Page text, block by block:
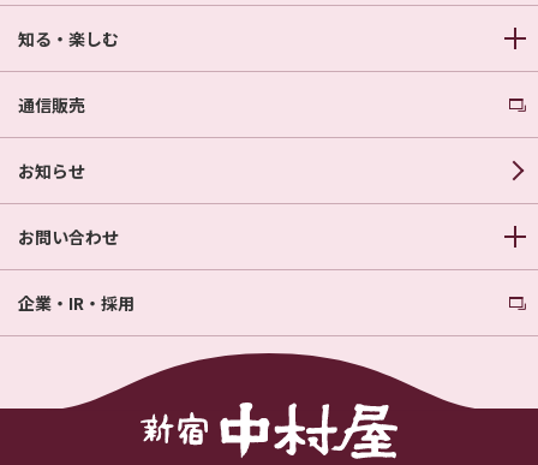
知る・楽しむ
通信販売
お知らせ
お問い合わせ
企業・IR・採用